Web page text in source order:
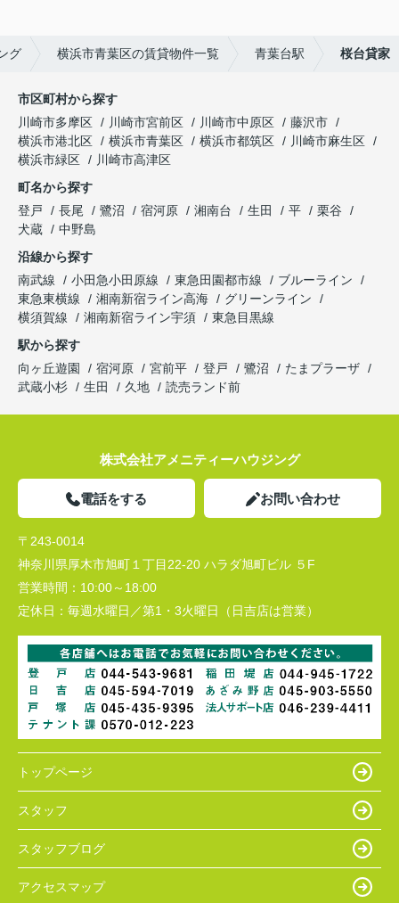
グ 横浜市青葉区の賃貸物件一覧 青葉台駅 桜台貸家
市区町村から探す
川崎市多摩区
川崎市宮前区 川崎市中原区
藤沢市
横浜市港北区
横浜市青葉区 横浜市都筑区
川崎市麻生区
横浜市緑区
川崎市高津区
町名から探す
登戸
長尾 鷺沼 宿河原 湘南台 生田 平
栗谷
犬蔵
中野島
沿線から探す
南武線
小田急小田原線 東急田園都市線
ブルーライン
東急東横線
湘南新宿ライン高海
グリーンライン
横須賀線
湘南新宿ライン宇須
東急目黒線
駅から探す
向ヶ丘遊園
宿河原 宮前平 登戸 鷺沼
たまプラーザ
武蔵小杉
生田 久地 読売ランド前
株式会社アメニティーハウジング
電話をする お問い合わせ
〒243-0014
神奈川県厚木市旭町１丁目22-20 ハラダ旭町ビル ５F
営業時間： 10:00～18:00
定休日： 毎週水曜日／第1・3火曜日（日吉店は営業）
トップページ
スタッフ
スタッフブログ
アクセスマップ